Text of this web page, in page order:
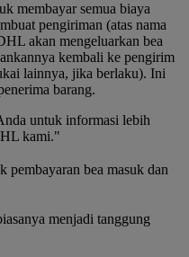
membayar semua biaya
pengiriman (atas nama
akan mengeluarkan bea
kembali ke pengirim
lainnya, jika berlaku). Ini
barang.
untuk informasi lebih
kami."
pembayaran bea masuk dan
menjadi tanggung